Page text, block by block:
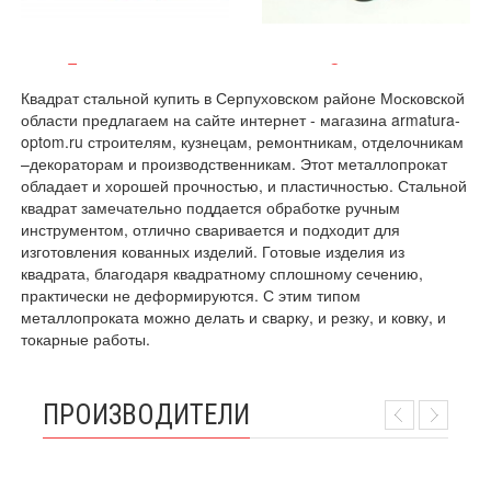
Евроштакетник Заглушки
Квадрат стальной купить в Серпуховском районе Московской
области предлагаем на сайте интернет - магазина armatura-
optom.ru строителям, кузнецам, ремонтникам, отделочникам
–декораторам и производственникам. Этот металлопрокат
обладает и хорошей прочностью, и пластичностью. Стальной
квадрат замечательно поддается обработке ручным
инструментом, отлично сваривается и подходит для
изготовления кованных изделий. Готовые изделия из
квадрата, благодаря квадратному сплошному сечению,
практически не деформируются. С этим типом
металлопроката можно делать и сварку, и резку, и ковку, и
токарные работы.
ПРОИЗВОДИТЕЛИ